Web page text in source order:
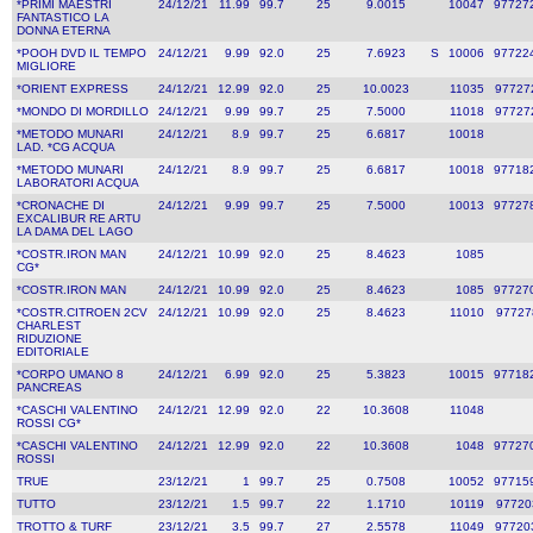
*PRIMI MAESTRI
FANTASTICO LA
DONNA ETERNA
24/12/21 11.99 99.7 25 9.0015 10047
*POOH DVD IL TEMPO
MIGLIORE
24/12/21 9.99 92.0 25 7.6923 S 10006
*ORIENT EXPRESS 24/12/21 12.99 92.0 25 10.0023 11035
*MONDO DI MORDILLO
24/12/21 9.99 99.7 25 7.5000 11018
*METODO MUNARI
LAD. *CG ACQUA
24/12/21 8.9 99.7 25 6.6817 10018
*METODO MUNARI
LABORATORI ACQUA
24/12/21 8.9 99.7 25 6.6817 10018
*CRONACHE DI
EXCALIBUR RE ARTU
LA DAMA DEL LAGO
24/12/21 9.99 99.7 25 7.5000 10013
*COSTR.IRON MAN
CG*
24/12/21 10.99 92.0 25 8.4623 1085
*COSTR.IRON MAN 24/12/21 10.99 92.0 25 8.4623 1085
*COSTR.CITROEN 2CV
CHARLEST
RIDUZIONE
EDITORIALE
24/12/21 10.99 92.0 25 8.4623 11010
*CORPO UMANO 8
PANCREAS
24/12/21 6.99 92.0 25 5.3823 10015
*CASCHI VALENTINO
ROSSI CG*
24/12/21 12.99 92.0 22 10.3608 11048
*CASCHI VALENTINO
ROSSI
24/12/21 12.99 92.0 22 10.3608 1048
TRUE 23/12/21 1 99.7 25 0.7508 10052
TUTTO
23/12/21 1.5 99.7 22 1.1710 10119
TROTTO & TURF
23/12/21 3.5 99.7 27 2.5578 11049